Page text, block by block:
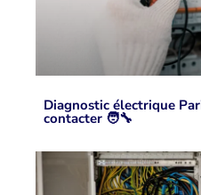
Diagnostic électrique
contacter 🧑‍🔧